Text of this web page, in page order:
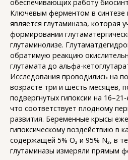
обеспечивающих работу
Ключевым ферментом в синтезе
является глутаминаза, которая
формировании
глутаминолизе.
обратимую реакцию
глутамата до альфа-
Исследования проводились на
возрасте три и шесть месяцев,
подвергнутых гипоксии на
что соответствует плодному
развития. Беременные крысы
гипоксическому воздействию в
содержащей 5% O₂ и 95% N₂, в
глутаминазы измеряли прямым